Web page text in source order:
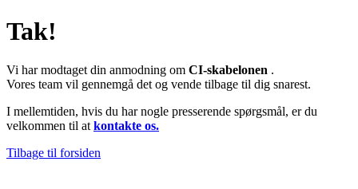
Tak!
Vi har modtaget din anmodning om CI-skabelonen .
Vores team vil gennemgå det og vende tilbage til dig snarest.
I mellemtiden, hvis du har nogle presserende spørgsmål, er du
velkommen til at kontakte os.
Tilbage til forsiden